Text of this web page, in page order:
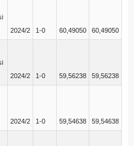
2024/2 1-0 60,49050 60,49050
2024/2 1-0 59,56238 59,56238
2024/2 1-0 59,54638 59,54638